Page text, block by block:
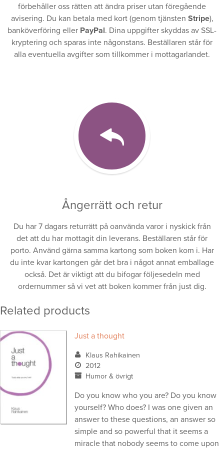
förbehåller oss rätten att ändra priser utan föregående
avisering. Du kan betala med kort (genom tjänsten Stripe),
banköverföring eller PayPal. Dina uppgifter skyddas av SSL-
kryptering och sparas inte någonstans. Beställaren står för
alla eventuella avgifter som tillkommer i mottagarlandet.
Ångerrätt och retur
Du har 7 dagars returrätt på oanvända varor i nyskick från
det att du har mottagit din leverans. Beställaren står för
porto. Använd gärna samma kartong som boken kom i. Har
du inte kvar kartongen går det bra i något annat emballage
också. Det är viktigt att du bifogar följesedeln med
ordernummer så vi vet att boken kommer från just dig.
Related products
Just a thought
Klaus Rahikainen
2012
Humor & övrigt
Do you know who you are? Do you know
yourself? Who does? I was one given an
answer to these questions, an answer so
simple and so powerful that it seems a
miracle that nobody seems to come upon